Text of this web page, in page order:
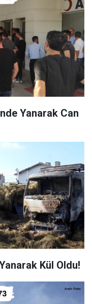
Yanarak Can
Kül Oldu!